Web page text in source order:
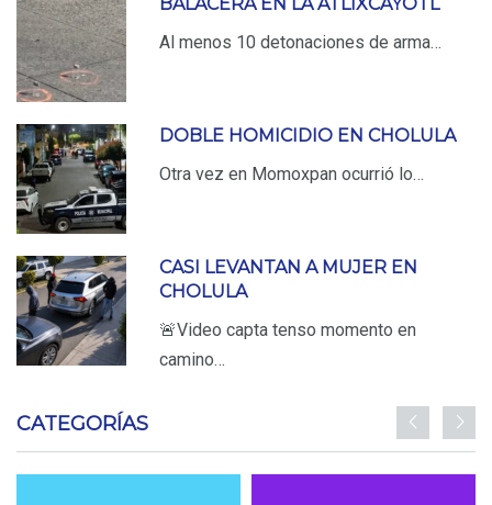
Al menos 10 detonaciones de arma…
DOBLE HOMICIDIO EN CHOLULA
Otra vez en Momoxpan ocurrió lo…
CASI LEVANTAN A MUJER EN
CHOLULA
🚨Video capta tenso momento en
camino…
CATEGORÍAS